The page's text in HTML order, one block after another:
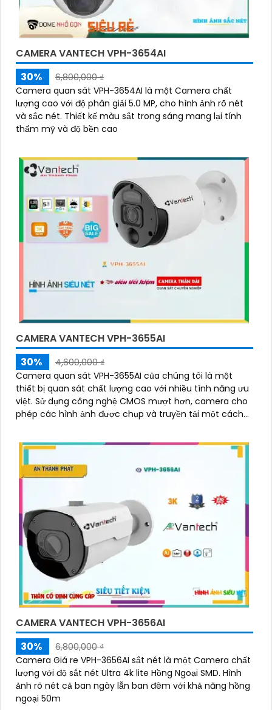
CAMERA VANTECH VPH-3654AI
30%
6,800,000 ₫
Camera quan sát VPH-3654AI là một Camera chất
lượng cao với độ phân giải 5.0 MP, cho hình ảnh rõ nét
và sắc nét. Thiết kế màu sắt trong sáng mang lại tính
thẩm mỹ và độ bền cao
CAMERA VANTECH VPH-3655AI
30%
4,600,000 ₫
Camera quan sát VPH-3655AI của chúng tôi là một
thiết bị quan sát chất lượng cao với nhiều tính năng ưu
việt. Sử dụng công nghệ CMOS mượt hơn, camera cho
phép các hình ảnh được chụp và truyền tải một cách
CAMERA VANTECH VPH-3656AI
30%
6,800,000 ₫
Camera Giá re VPH-3656AI sắt nét là một Camera chất
lượng với độ sắt nét Ultra 4k lite Hồng Ngoại SMD. Hình
ảnh rõ nét cả ban ngày lẫn ban đêm với khả năng hồng
ngoại 50m